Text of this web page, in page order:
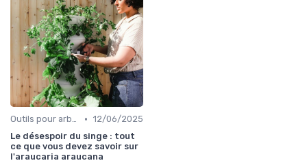
Outils pour arbres et arbustes • 12/06/2025
Le désespoir du singe : tout
ce que vous devez savoir sur
l'araucaria araucana